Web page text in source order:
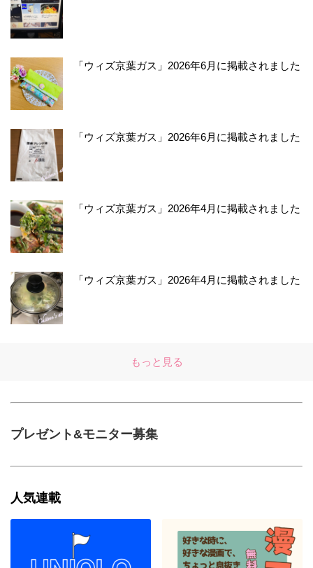
「ウィズ京葉ガス」2026年6月に掲載されました
「ウィズ京葉ガス」2026年6月に掲載されました
「ウィズ京葉ガス」2026年4月に掲載されました
「ウィズ京葉ガス」2026年4月に掲載されました
もっと見る
プレゼント&モニター募集
人気連載